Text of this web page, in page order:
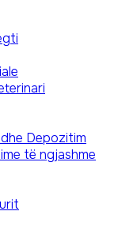
Depozitim
të ngjashme